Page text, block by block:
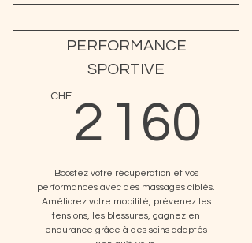
PERFORMANCE
SPORTIVE
CHF 2 160
Boostez votre récupération et vos
performances avec des massages ciblés.
Améliorez votre mobilité, prévenez les
tensions, les blessures, gagnez en
endurance grâce à des soins adaptés